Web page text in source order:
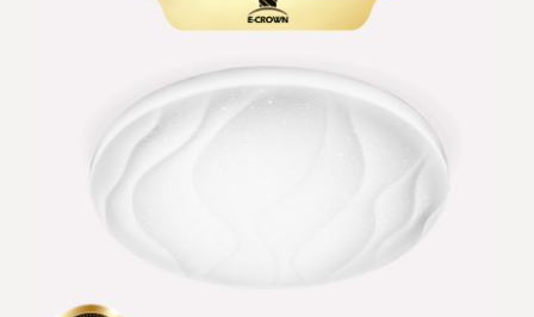
Panasonic 國際牌燈具
72w / 96w 系列